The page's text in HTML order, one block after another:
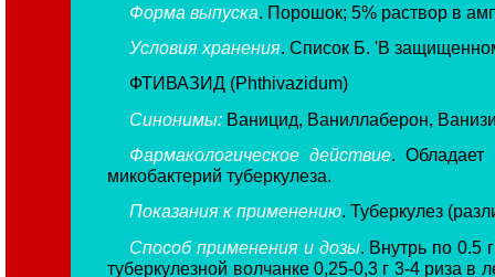
Форма выпуска. Порошок; 5% раствор в
Условия хранения. Список Б. 'В
ФТИВАЗИД (Phthivazidum)
Синонимы: Ваницид, Ваниллаберон,
Фармакологическое действие. Обладает
микобактерий туберкулеза.
Показания к применению. Туберкулез
Способ применения и дозы. Внутрь по 0.5
туберкулезной волчанке 0,25-0,3 г 3-4 риза